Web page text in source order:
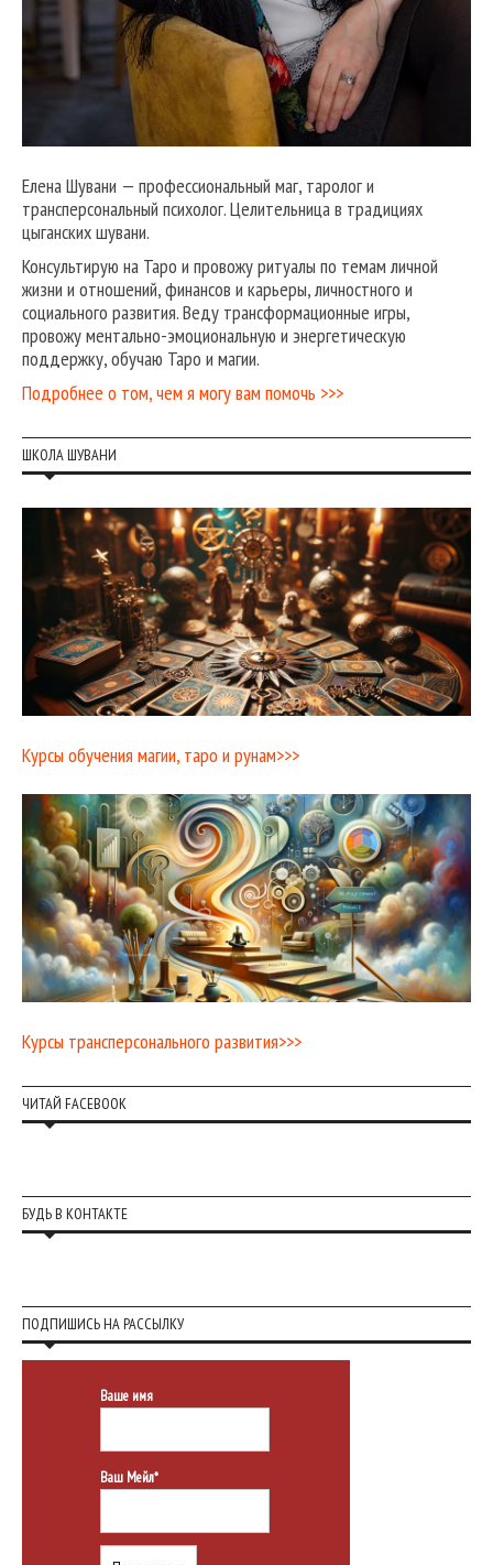
Елена Шувани — профессиональный маг, таролог и
трансперсональный психолог. Целительница в традициях
цыганских шувани.
Консультирую на Таро и провожу ритуалы по темам личной
жизни и отношений, финансов и карьеры, личностного и
социального развития. Веду трансформационные игры,
провожу ментально-эмоциональную и энергетическую
поддержку, обучаю Таро и магии.
Подробнее о том, чем я могу вам помочь >>>
ШКОЛА ШУВАНИ
Курсы обучения магии, таро и рунам>>>
Курсы трансперсонального развития>>>
ЧИТАЙ FACEBOOK
БУДЬ В КОНТАКТЕ
ПОДПИШИСЬ НА РАССЫЛКУ
Ваше имя
Ваш Мейл*